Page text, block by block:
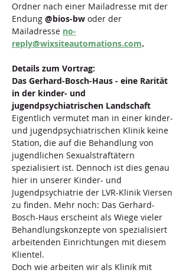
Ordner nach einer Mailadresse mit der
Endung @bios-bw oder der
Mailadresse no-
reply@wixsiteautomations.com.
Details zum Vortrag:
Das Gerhard-Bosch-Haus - eine Rarität
in der kinder- und
jugendpsychiatrischen Landschaft
Eigentlich vermutet man in einer kinder-
und jugendpsychiatrischen Klinik keine
Station, die auf die Behandlung von
jugendlichen Sexualstraftätern
spezialisiert ist. Dennoch ist dies genau
hier in unserer Kinder- und
Jugendpsychiatrie der LVR-Klinik Viersen
zu finden. Mehr noch: Das Gerhard-
Bosch-Haus erscheint als Wiege vieler
Behandlungskonzepte von spezialisiert
arbeitenden Einrichtungen mit diesem
Klientel.
Doch wie arbeiten wir als Klinik mit